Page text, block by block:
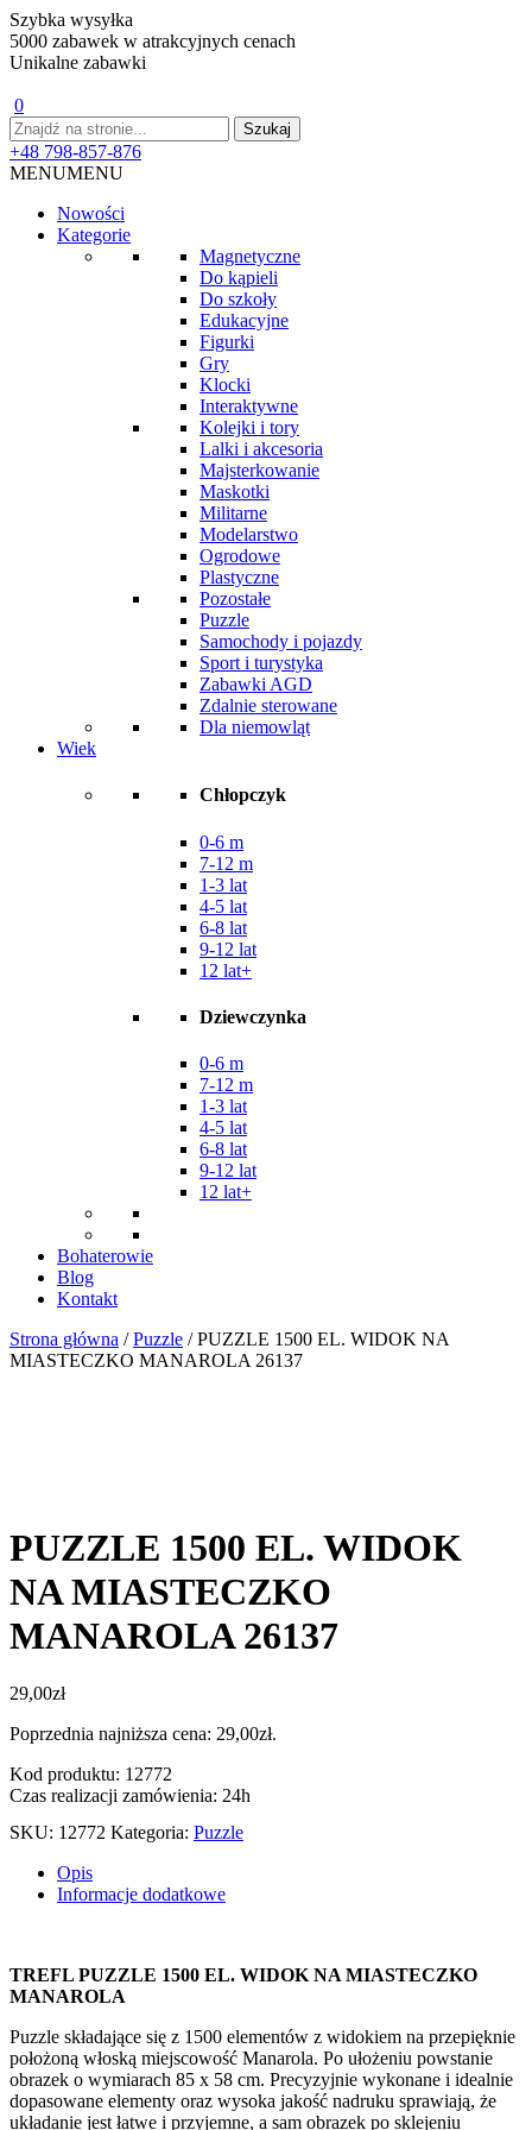
Szybka wysyłka
5000 zabawek w atrakcyjnych cenach
Unikalne zabawki
0
+48 798-857-876
MENUMENU
Nowości
Kategorie
Magnetyczne
Do kąpieli
Do szkoły
Edukacyjne
Figurki
Gry
Klocki
Interaktywne
Kolejki i tory
Lalki i akcesoria
Majsterkowanie
Maskotki
Militarne
Modelarstwo
Ogrodowe
Plastyczne
Pozostałe
Puzzle
Samochody i pojazdy
Sport i turystyka
Zabawki AGD
Zdalnie sterowane
Dla niemowląt
Wiek
Chłopczyk
0-6 m
7-12 m
1-3 lat
4-5 lat
6-8 lat
9-12 lat
12 lat+
Dziewczynka
0-6 m
7-12 m
1-3 lat
4-5 lat
6-8 lat
9-12 lat
12 lat+
Bohaterowie
Blog
Kontakt
Strona główna /Puzzle / PUZZLE 1500 EL. WIDOK NA
MIASTECZKO MANAROLA 26137
PUZZLE 1500 EL. WIDOK
NA MIASTECZKO
MANAROLA 26137
29,00zł
Poprzednia najniższa cena: 29,00zł.
Kod produktu: 12772
Czas realizacji zamówienia: 24h
SKU: 12772 Kategoria: Puzzle
Opis
Informacje dodatkowe
TREFL PUZZLE 1500 EL. WIDOK NA MIASTECZKO
MANAROLA
Puzzle składające się z 1500 elementów z widokiem na przepięknie
położoną włoską miejscowość Manarola. Po ułożeniu powstanie
obrazek o wymiarach 85 x 58 cm. Precyzyjnie wykonane i idealnie
dopasowane elementy oraz wysoka jakość nadruku sprawiają, że
układanie jest łatwe i przyjemne, a sam obrazek po sklejeniu